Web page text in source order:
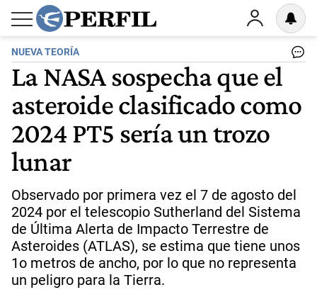
NUEVA TEORÍA
La NASA sospecha que el
asteroide clasificado como
2024 PT5 sería un trozo
lunar
Observado por primera vez el 7 de agosto del
2024 por el telescopio Sutherland del Sistema
de Última Alerta de Impacto Terrestre de
Asteroides (ATLAS), se estima que tiene unos
1o metros de ancho, por lo que no representa
un peligro para la Tierra.